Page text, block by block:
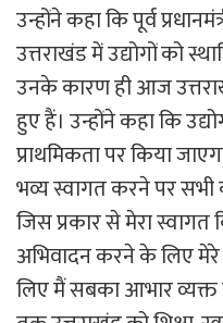
उन्होंने कहा कि पूर्व
उत्तराखंड में उद्योगों को
उनके कारण ही आज
हुए हैं। उन्होंने कहा कि
प्राथमिकता पर किया
भव्य स्वागत करने पर
जिस प्रकार से मेरा
अभिवादन करने के लिए
लिए मैं सबका आभार व्यक्त